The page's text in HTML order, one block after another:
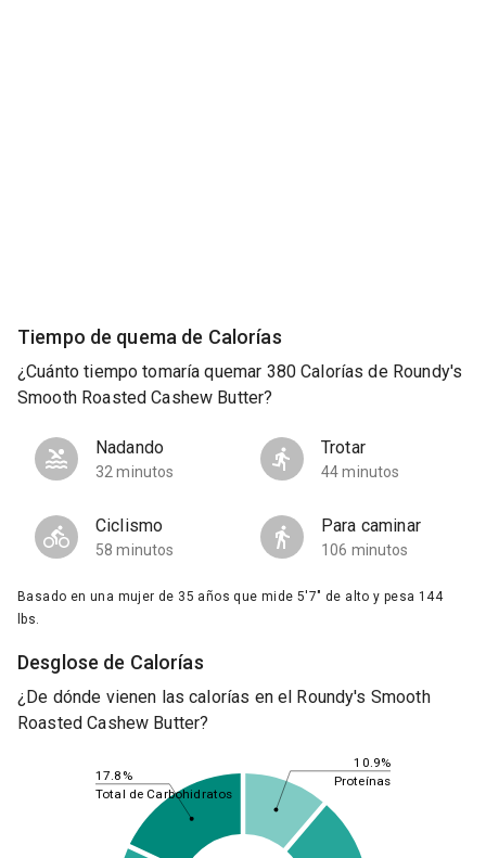
Tiempo de quema de Calorías
¿Cuánto tiempo tomaría quemar 380 Calorías de Roundy's
Smooth Roasted Cashew Butter?
Nadando
32 minutos
Trotar
44 minutos
Ciclismo
58 minutos
Para caminar
106 minutos
Basado en una mujer de 35 años que mide 5'7" de alto y pesa 144
lbs.
Desglose de Calorías
¿De dónde vienen las calorías en el Roundy's Smooth
Roasted Cashew Butter?
10.9%
17.8%
Proteínas
Total de Carbohidratos